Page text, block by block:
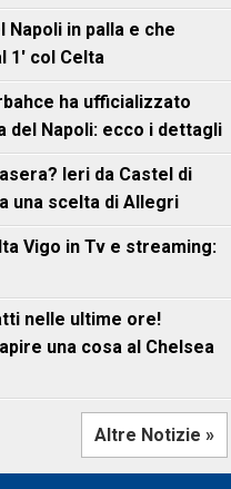
in palla e che
1' col Celta
ha ufficializzato
del Napoli: ecco i dettagli
Ieri da Castel di
una scelta di Allegri
Vigo in Tv e streaming:
nelle ultime ore!
una cosa al Chelsea
Altre Notizie »